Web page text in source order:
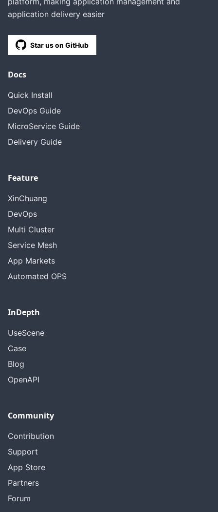
application delivery easier
Star us on GitHub
Docs
Quick Install
DevOps Guide
MicroService Guide
Delivery Guide
Feature
XinChuang
DevOps
Multi Cluster
Service Mesh
App Markets
Automated OPS
InDepth
UseScene
Case
Blog
OpenAPI
Community
Contribution
Support
App Store
Partners
Forum